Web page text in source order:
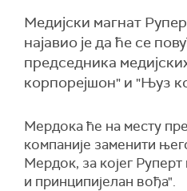
Медијски магнат
најавио је да ће се
председника
корпорејшон" и "Њуз
Мердока ће на месту
компаније заменити
Мердок, за којег Руперт
и принципијелан вођа".